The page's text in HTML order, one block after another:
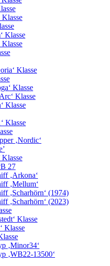
Klasse
Klasse
Klasse
Klasse
Klasse
Klasse
Klasse
Klasse
‚Nordic‘
Klasse
27
‚Arkona‘
‚Mellum‘
‚Scharhörn‘ (1974)
‚Scharhörn‘ (2023)
Klasse
Klasse
‚Minor34‘
‚WB22-13500‘